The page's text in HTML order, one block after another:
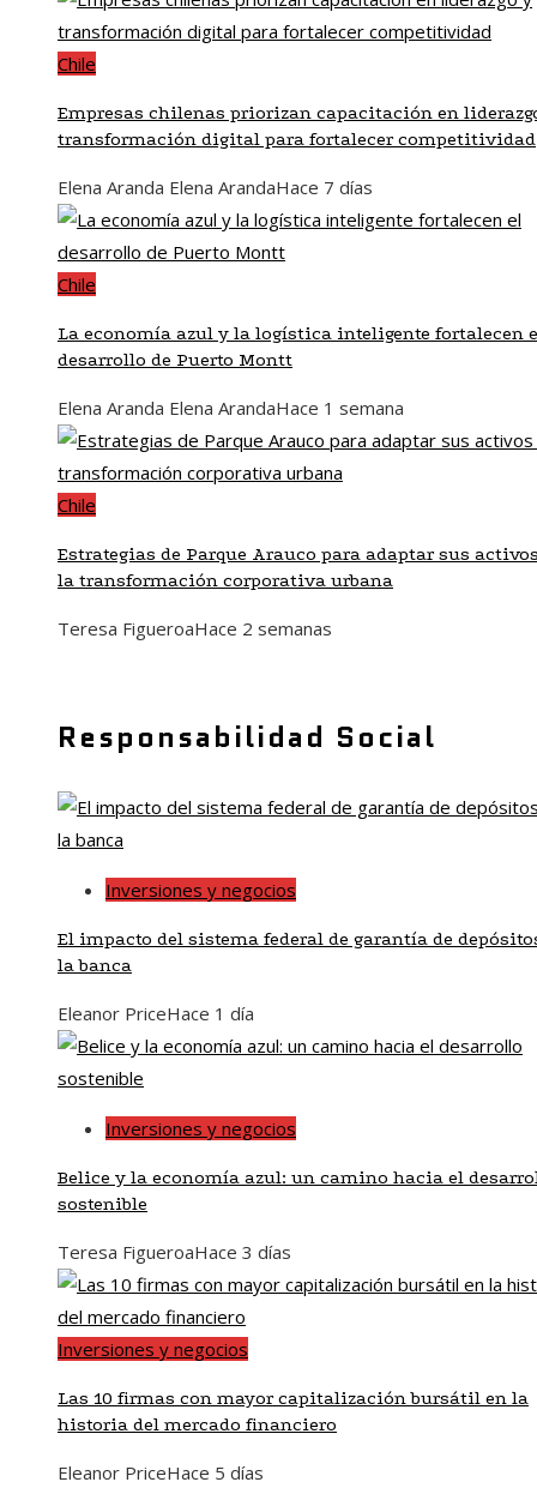
Chile
Empresas chilenas priorizan capacitación en
transformación digital para fortalecer competitividad
Elena Aranda Elena ArandaHace 7 días
Chile
La economía azul y la logística inteligente fortalecen
desarrollo de Puerto Montt
Elena Aranda Elena ArandaHace 1 semana
Chile
Estrategias de Parque Arauco para adaptar sus
la transformación corporativa urbana
Teresa FigueroaHace 2 semanas
Responsabilidad Social
Inversiones y negocios
El impacto del sistema federal de garantía de
la banca
Eleanor PriceHace 1 día
Inversiones y negocios
Belice y la economía azul: un camino hacia el
sostenible
Teresa FigueroaHace 3 días
Inversiones y negocios
Las 10 firmas con mayor capitalización bursátil en la
historia del mercado financiero
Eleanor PriceHace 5 días